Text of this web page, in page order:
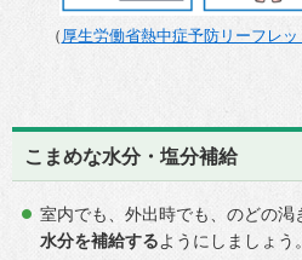
（ 厚生労働省熱中症予防リーフレ
こまめな水分・塩分補給
室内でも、外出時でも、のどの渇
水分を補給するようにしましょう。